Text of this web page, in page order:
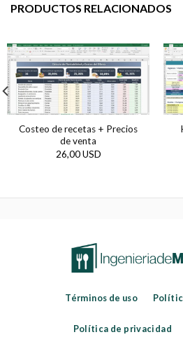
PRODUCTOS RELACIONADOS
Costeo de recetas + Precios
de venta
26,00 USD
Términos de uso
Política de privacidad